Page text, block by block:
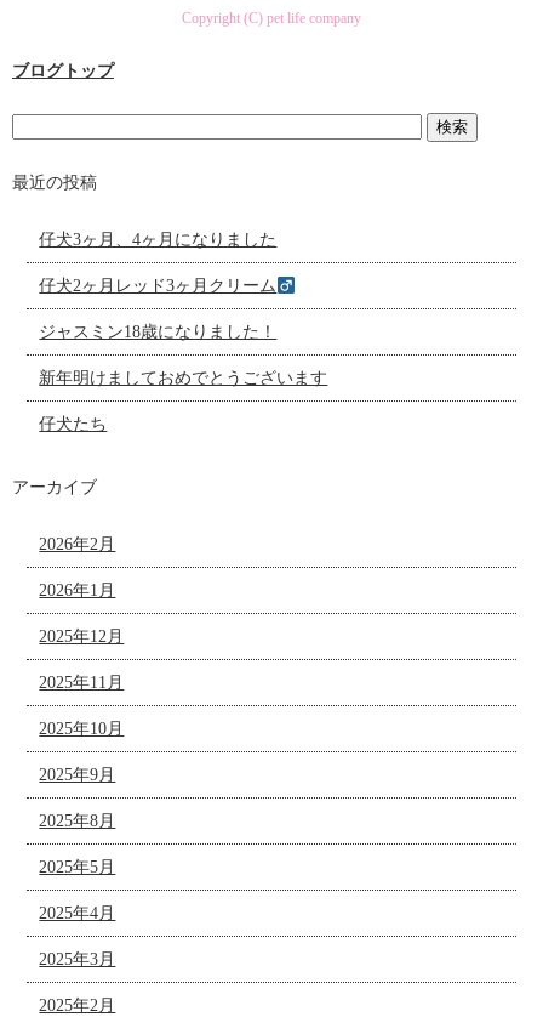
Copyright (C) pet life company
ブログトップ
最近の投稿
仔犬3ヶ月、4ヶ月になりました
仔犬2ヶ月レッド3ヶ月クリーム
ジャスミン18歳になりました！
新年明けましておめでとうございます
仔犬たち
アーカイブ
2026年2月
2026年1月
2025年12月
2025年11月
2025年10月
2025年9月
2025年8月
2025年5月
2025年4月
2025年3月
2025年2月